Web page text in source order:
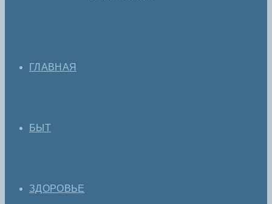
ГЛАВНАЯ
БЫТ
ЗДОРОВЬЕ